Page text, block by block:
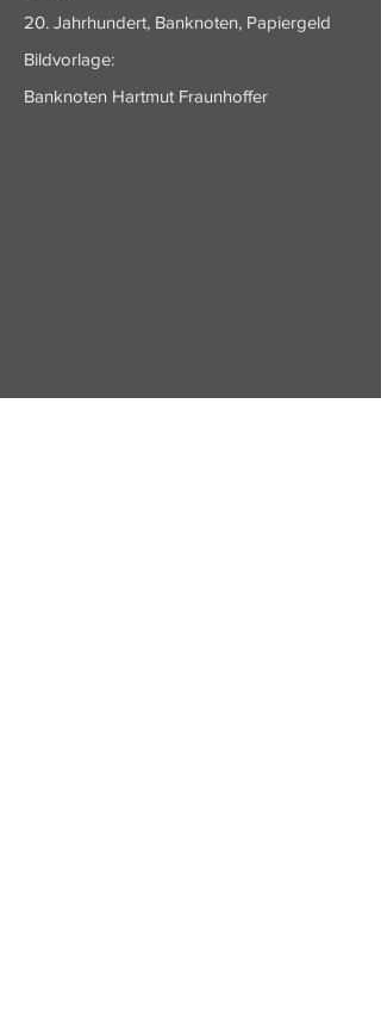
20. Jahrhundert, Banknoten, Papiergeld
Bildvorlage:
Banknoten Hartmut Fraunhoffer